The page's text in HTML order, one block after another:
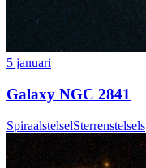
5 januari
Galaxy NGC 2841
SpiraalstelselSterrenstelsels